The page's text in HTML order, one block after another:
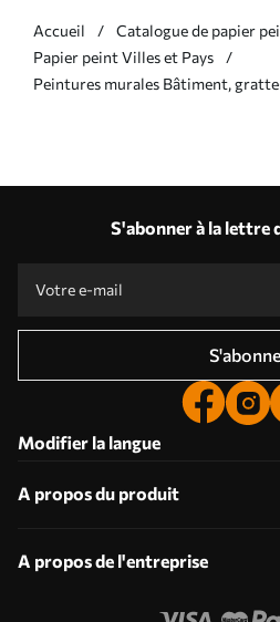
Accueil
Catalogue de papier
Papier peint Villes et Pays
Peintures murales Bâtiment,
S'abonner à la
Modifier la langue
A propos du produit
A propos de l'entreprise